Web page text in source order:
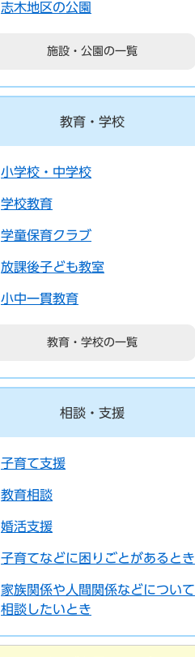
志木地区の公園
施設・公園の一覧
教育・学校
小学校・中学校
学校教育
学童保育クラブ
放課後子ども教室
小中一貫教育
教育・学校の一覧
相談・支援
子育て支援
教育相談
婚活支援
子育てなどに困りごとがあるとき
家族関係や人間関係などについて
相談したいとき